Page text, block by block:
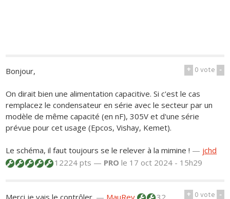
+ 0vote -
Bonjour,
On dirait bien une alimentation capacitive. Si c'est le cas
remplacez le condensateur en série avec le secteur par un
modèle de même capacité (en nF), 305V et d'une série
prévue pour cet usage (Epcos, Vishay, Kemet).
Le schéma, il faut toujours se le relever à la mimine ! — jchd
12224 pts — PRO le 17 oct 2024 - 15h29
+ 0vote -
Merci je vais le contrôler. — MauRev
32